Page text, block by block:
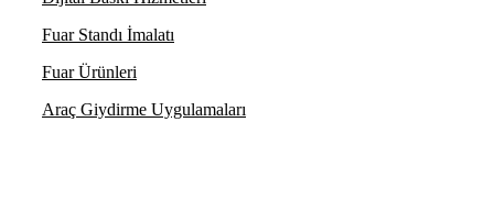
Fuar Standı İmalatı
Fuar Ürünleri
Araç Giydirme Uygulamaları